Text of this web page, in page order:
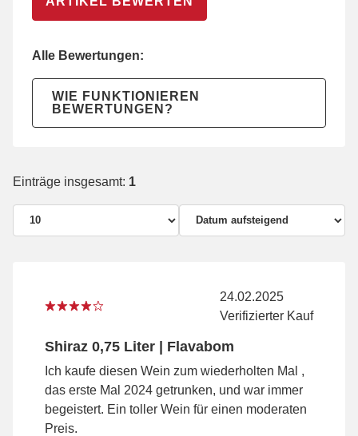
Alle Bewertungen:
WIE FUNKTIONIEREN
BEWERTUNGEN?
Einträge insgesamt: 1
24.02.2025
Verifizierter Kauf
Shiraz 0,75 Liter | Flavabom
Ich kaufe diesen Wein zum wiederholten Mal ,
das erste Mal 2024 getrunken, und war immer
begeistert. Ein toller Wein für einen moderaten
Preis.